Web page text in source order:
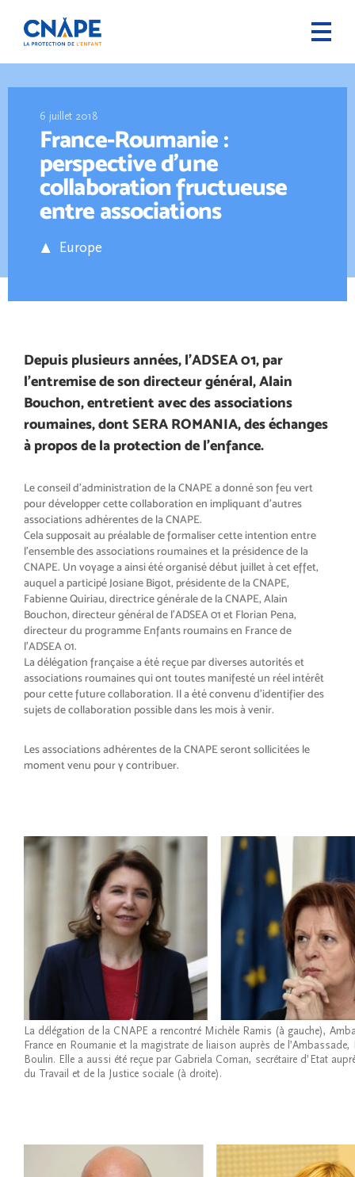
6 juillet 2018
France-Roumanie :
perspective d’une
collaboration fructueuse
entre associations
Europe
Depuis plusieurs années, l’ADSEA 01, par
l’entremise de son directeur général, Alain
Bouchon, entretient avec des associations
roumaines, dont SERA ROMANIA, des échanges
à propos de la protection de l’enfance.
Le conseil d’administration de la CNAPE a donné son feu vert
pour développer cette collaboration en impliquant d’autres
associations adhérentes de la CNAPE.
Cela supposait au préalable de formaliser cette intention entre
l’ensemble des associations roumaines et la présidence de la
CNAPE. Un voyage a ainsi été organisé début juillet à cet effet,
auquel a participé Josiane Bigot, présidente de la CNAPE,
Fabienne Quiriau, directrice générale de la CNAPE, Alain
Bouchon, directeur général de l’ADSEA 01 et Florian Pena,
directeur du programme Enfants roumains en France de
l’ADSEA 01.
La délégation française a été reçue par diverses autorités et
associations roumaines qui ont toutes manifesté un réel intérêt
pour cette future collaboration. Il a été convenu d’identifier des
sujets de collaboration possible dans les mois à venir.
Les associations adhérentes de la CNAPE seront sollicitées le
moment venu pour y contribuer.
La délégation de la CNAPE a rencontré Michèle Ramis (à gauche),
France en Roumanie et la magistrate de liaison auprès de
Boulin. Elle a aussi été reçue par Gabriela Coman, secrétaire d’Etat
du Travail et de la Justice sociale (à droite).